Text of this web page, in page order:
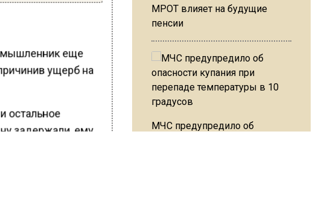
еще
ущерб на
остальное
задержали, ему
МРОТ влияет на будущие
пенсии
МЧС предупредило об